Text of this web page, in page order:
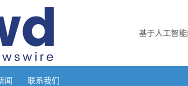
基于人工智
闻 联系我们